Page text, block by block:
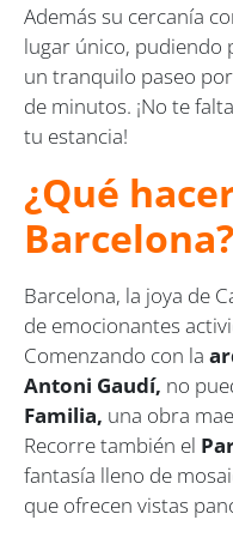
Además su cercanía
lugar único, pudiendo
un tranquilo paseo por
de minutos. ¡No te
tu estancia!
¿Qué
Barcelona?
Barcelona, la joya de
de emocionantes
Comenzando con la
Antoni Gaudí, no
Familia, una obra
Recorre también el
fantasía lleno de
que ofrecen vistas